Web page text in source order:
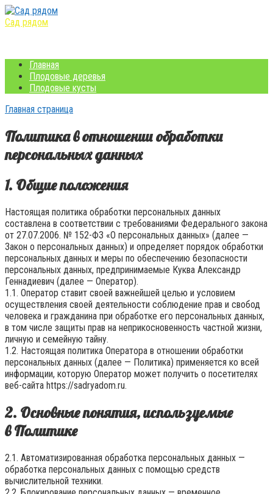
Перейти
к
Сад рядом
Главная
Плодовые деревья
Плодовые кусты
Главная страница
Политика в отношении обработки
персональных данных
1. Общие положения
Настоящая политика обработки персональных данных
составлена в соответствии с требованиями Федерального закона
от 27.07.2006. № 152-ФЗ «О персональных данных» (далее —
Закон о персональных данных) и определяет порядок обработки
персональных данных и меры по обеспечению безопасности
персональных данных, предпринимаемые Куква Александр
Геннадиевич (далее — Оператор).
1.1. Оператор ставит своей важнейшей целью и условием
осуществления своей деятельности соблюдение прав и свобод
человека и гражданина при обработке его персональных данных,
в том числе защиты прав на неприкосновенность частной жизни,
личную и семейную тайну.
1.2. Настоящая политика Оператора в отношении обработки
персональных данных (далее — Политика) применяется ко всей
информации, которую Оператор может получить о посетителях
веб-сайта https://sadryadom.ru.
2. Основные понятия, используемые
в Политике
2.1. Автоматизированная обработка персональных данных —
обработка персональных данных с помощью средств
вычислительной техники.